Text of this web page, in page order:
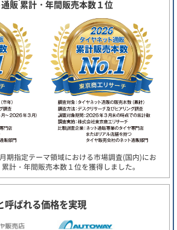
販 累計・年間販売本数１位
期指定テーマ領域における市場調査(国内)にお
計・年間販売本数１位を獲得しました。
呼ばれる価格を実現